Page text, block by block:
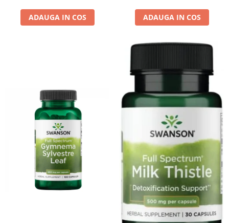
ADAUGA IN COS ADAUGA IN COS